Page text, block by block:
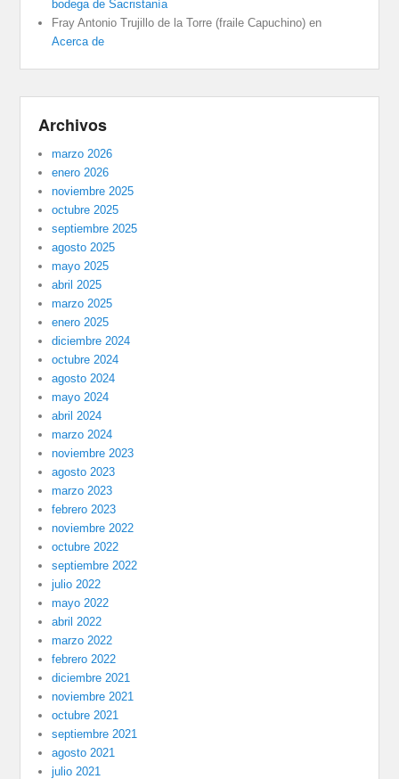
bodega de Sacristanía
Fray Antonio Trujillo de la Torre (fraile Capuchino) en
Acerca de
Archivos
marzo 2026
enero 2026
noviembre 2025
octubre 2025
septiembre 2025
agosto 2025
mayo 2025
abril 2025
marzo 2025
enero 2025
diciembre 2024
octubre 2024
agosto 2024
mayo 2024
abril 2024
marzo 2024
noviembre 2023
agosto 2023
marzo 2023
febrero 2023
noviembre 2022
octubre 2022
septiembre 2022
julio 2022
mayo 2022
abril 2022
marzo 2022
febrero 2022
diciembre 2021
noviembre 2021
octubre 2021
septiembre 2021
agosto 2021
julio 2021